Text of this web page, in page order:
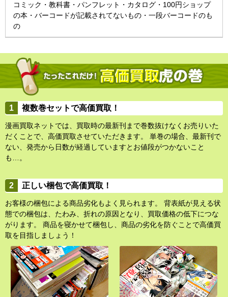
コミック・教科書・パンフレット・カタログ・100円ショップ
の本・バーコードが記載されてないもの・一段バーコードのも
の
複数巻セットで高価買取！
漫画買取ネットでは、買取時の最新刊まで巻数抜けなくお売りいた
だくことで、高価買取させていただきます。 単巻の場合、最新刊で
ない、発売から日数が経過していますとお値段がつかないこと
も…。
正しい梱包で高価買取！
お客様の梱包による商品劣化もよく見られます。 背表紙が見える状
態での梱包は、たわみ、折れの原因となり、買取価格の低下につな
がります。 商品を寝かせて梱包し、商品の劣化を防ぐことで高価買
取を目指しましょう！